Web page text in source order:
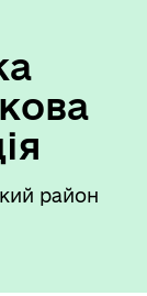
район